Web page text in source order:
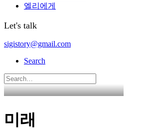
엘리에게
Let's talk
sigistory@gmail.com
Search
미래